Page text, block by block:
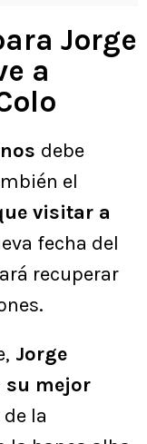
Jorge
a
debe
el
visitar a
fecha del
recuperar
Jorge
su mejor
la